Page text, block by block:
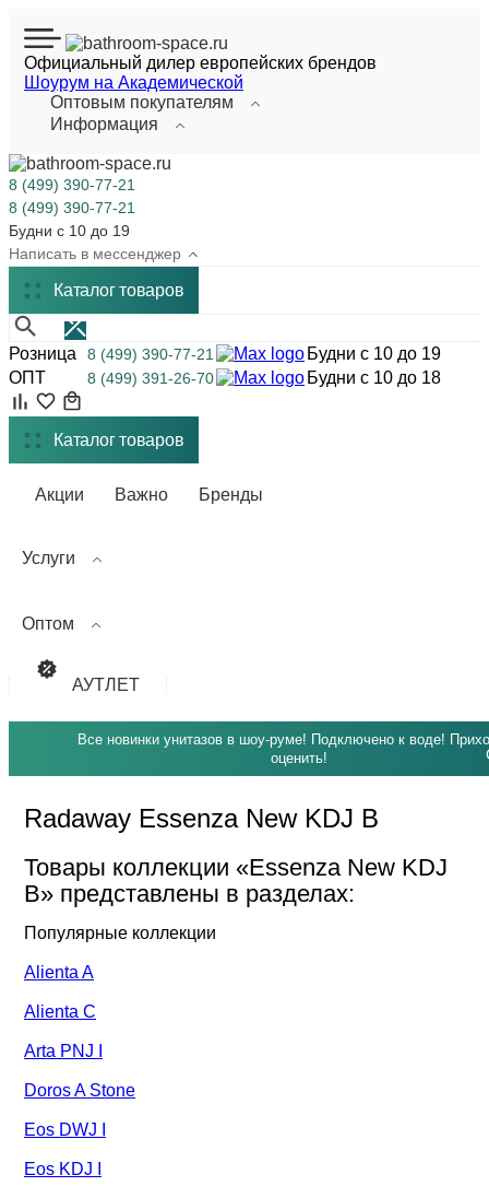
Официальный дилер европейских брендов
Шоурум на Академической
Оптовым покупателям
Информация
8 (499) 390-77-21
8 (499) 390-77-21
Будни с 10 до 19
Написать в мессенджер
Каталогтоваров
Розница 8 (499) 390-77-21
Будни с 10 до 19
ОПТ
8 (499) 391-26-70 Будни с 10 до 18
Каталог товаров
Акции Важно Бренды
Услуги
Оптом
АУТЛЕТ
Все новинки унитазов в шоу-руме! Подключено к воде!
оценить!
Radaway Essenza New KDJ B
Товары коллекции «Essenza New KDJ
B» представлены в разделах:
Популярные коллекции
Alienta A
Alienta C
Arta PNJ I
Doros A Stone
Eos DWJ I
Eos KDJ I